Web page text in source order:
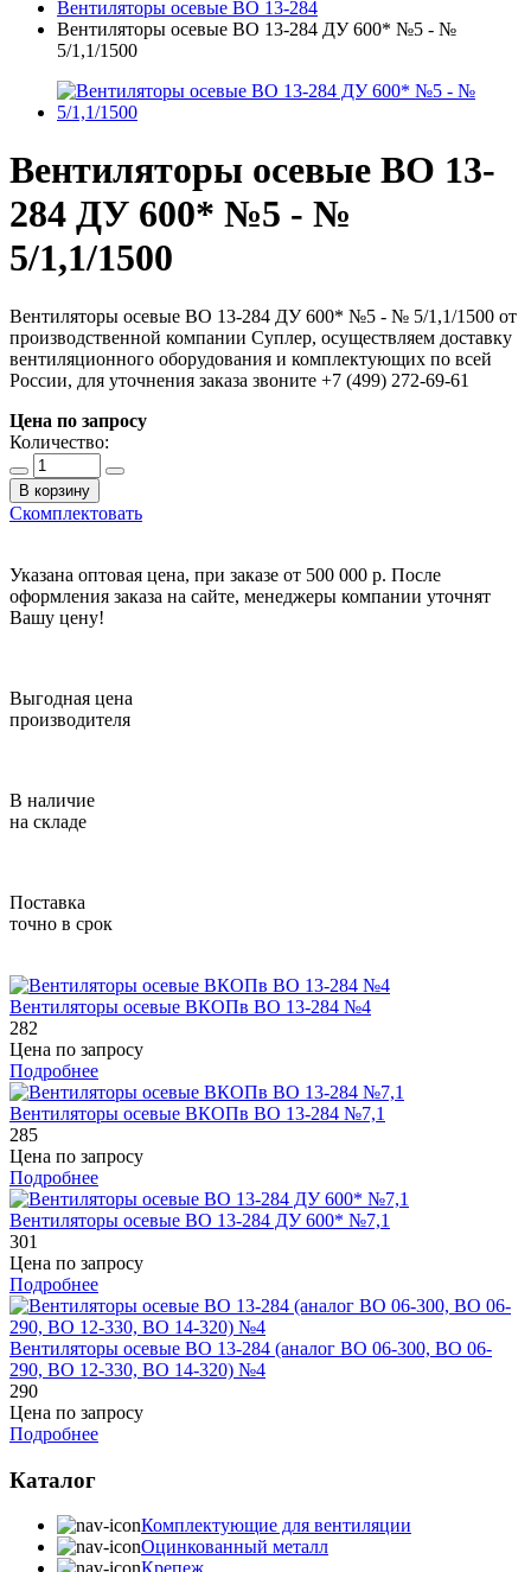
Вентиляторы осевые ВО 13-284
Вентиляторы осевые ВО 13-284 ДУ 600* №5 - №
5/1,1/1500
Вентиляторы осевые ВО 13-
284 ДУ 600* №5 - №
5/1,1/1500
Вентиляторы осевые ВО 13-284 ДУ 600* №5 - № 5/1,1/1500 от
производственной компании Суплер, осуществляем доставку
вентиляционного оборудования и комплектующих по всей
России, для уточнения заказа звоните +7 (499) 272-69-61
Цена по запросу
Количество:
В корзину
Скомплектовать
Указана оптовая цена, при заказе от 500 000 р. После
оформления заказа на сайте, менеджеры компании уточнят
Вашу цену!
Выгодная цена
производителя
В наличие
на складе
Поставка
точно в срок
Вентиляторы осевые ВКОПв ВО 13-284 №4
282
Цена по запросу
Подробнее
Вентиляторы осевые ВКОПв ВО 13-284 №7,1
285
Цена по запросу
Подробнее
Вентиляторы осевые ВО 13-284 ДУ 600* №7,1
301
Цена по запросу
Подробнее
Вентиляторы осевые ВО 13-284 (аналог ВО 06-300, ВО 06-
290, ВО 12-330, ВО 14-320) №4
290
Цена по запросу
Подробнее
Каталог
Комплектующие для вентиляции
Оцинкованный металл